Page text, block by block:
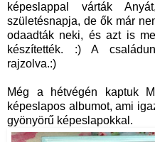
képeslappal várták
születésnapja, de ők már
odaadták neki, és azt is
készítették. :) A
rajzolva.:)
Még a hétvégén kaptuk
képeslapos albumot, ami
gyönyörű képeslapokkal.